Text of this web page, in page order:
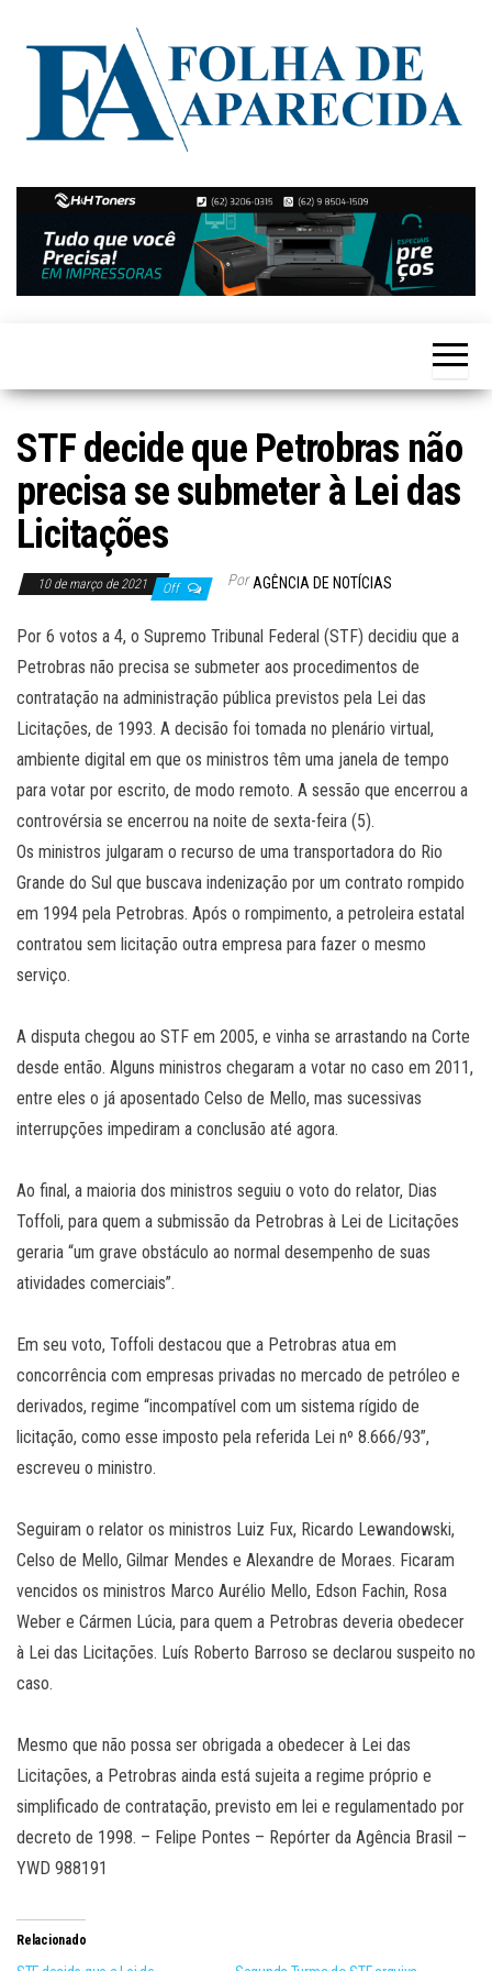
Folha de
Aparecida
Notícias
de
Aparecida
de
Goiânia
STF decide que Petrobras não
precisa se submeter à Lei das
Licitações
10 de março de 2021 Off Por AGÊNCIA DE NOTÍCIAS
Por 6 votos a 4, o Supremo Tribunal Federal (STF) decidiu que a
Petrobras não precisa se submeter aos procedimentos de
contratação na administração pública previstos pela Lei das
Licitações, de 1993. A decisão foi tomada no plenário virtual,
ambiente digital em que os ministros têm uma janela de tempo
para votar por escrito, de modo remoto. A sessão que encerrou a
controvérsia se encerrou na noite de sexta-feira (5).
Os ministros julgaram o recurso de uma transportadora do Rio
Grande do Sul que buscava indenização por um contrato rompido
em 1994 pela Petrobras. Após o rompimento, a petroleira estatal
contratou sem licitação outra empresa para fazer o mesmo
serviço.
A disputa chegou ao STF em 2005, e vinha se arrastando na Corte
desde então. Alguns ministros chegaram a votar no caso em 2011,
entre eles o já aposentado Celso de Mello, mas sucessivas
interrupções impediram a conclusão até agora.
Ao final, a maioria dos ministros seguiu o voto do relator, Dias
Toffoli, para quem a submissão da Petrobras à Lei de Licitações
geraria “um grave obstáculo ao normal desempenho de suas
atividades comerciais”.
Em seu voto, Toffoli destacou que a Petrobras atua em
concorrência com empresas privadas no mercado de petróleo e
derivados, regime “incompatível com um sistema rígido de
licitação, como esse imposto pela referida Lei nº 8.666/93”,
escreveu o ministro.
Seguiram o relator os ministros Luiz Fux, Ricardo Lewandowski,
Celso de Mello, Gilmar Mendes e Alexandre de Moraes. Ficaram
vencidos os ministros Marco Aurélio Mello, Edson Fachin, Rosa
Weber e Cármen Lúcia, para quem a Petrobras deveria obedecer
à Lei das Licitações. Luís Roberto Barroso se declarou suspeito no
caso.
Mesmo que não possa ser obrigada a obedecer à Lei das
Licitações, a Petrobras ainda está sujeita a regime próprio e
simplificado de contratação, previsto em lei e regulamentado por
decreto de 1998. – Felipe Pontes – Repórter da Agência Brasil –
YWD 988191
Relacionado